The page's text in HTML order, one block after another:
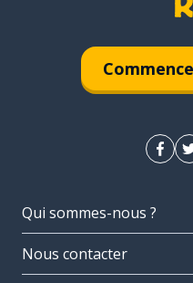
Qui sommes-nous ?
Nous contacter